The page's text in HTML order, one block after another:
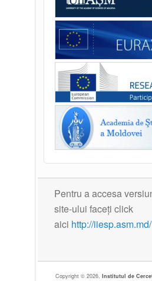
Pentru a accesa
site-ului faceți click
aici http://iiesp.asm.md/
Copyright © 2026,Institutul de